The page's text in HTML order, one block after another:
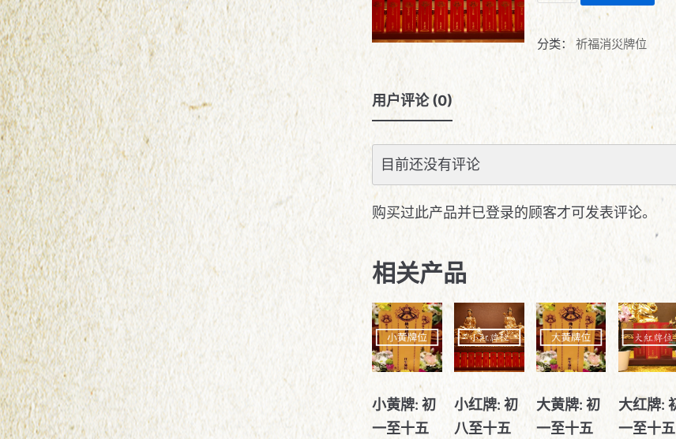
分类：祈福消災牌位
用户评论 (0)
目前还没有评论
购买过此产品并已登录的顾客才可发表评论。
相关产品
小黄牌: 初
一至十五
小红牌: 初
八至十五
大黄牌: 初
一至十五
大红牌:
一至十五